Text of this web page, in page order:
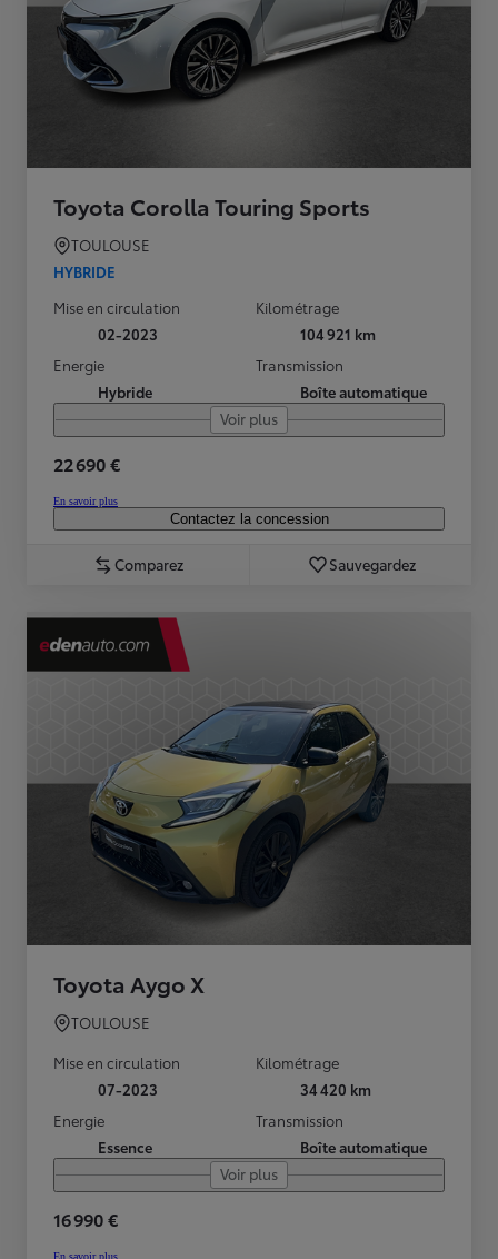
Toyota Corolla Touring Sports
TOULOUSE
HYBRIDE
Mise en circulation
02-2023
Kilométrage
104 921 km
Energie
Hybride
Transmission
Boîte automatique
Voir plus
22 690 €
En savoir plus
Contactez la concession
Comparez Sauvegardez
Toyota Aygo X
TOULOUSE
Mise en circulation
07-2023
Kilométrage
34 420 km
Energie
Essence
Transmission
Boîte automatique
Voir plus
16 990 €
En savoir plus